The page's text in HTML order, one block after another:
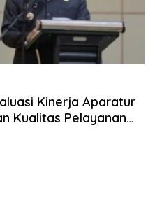
Kinerja Aparatur
Kualitas Pelayanan